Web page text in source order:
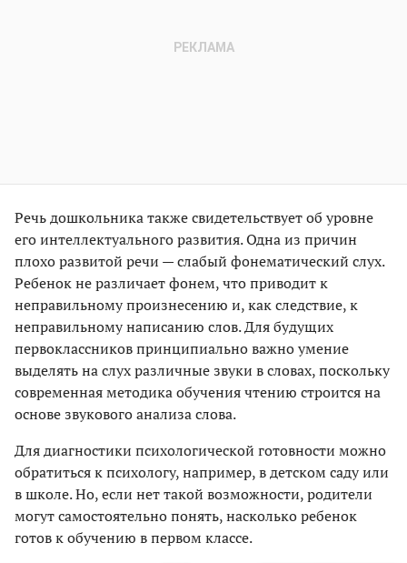
Речь дошкольника также свидетельствует об уровне
его интеллектуального развития. Одна из причин
плохо развитой речи — слабый фонематический слух.
Ребенок не различает фонем, что приводит к
неправильному произнесению и, как следствие, к
неправильному написанию слов. Для будущих
первоклассников принципиально важно умение
выделять на слух различные звуки в словах, поскольку
современная методика обучения чтению строится на
основе звукового анализа слова.
Для диагностики психологической готовности можно
обратиться к психологу, например, в детском саду или
в школе. Но, если нет такой возможности, родители
могут самостоятельно понять, насколько ребенок
готов к обучению в первом классе.